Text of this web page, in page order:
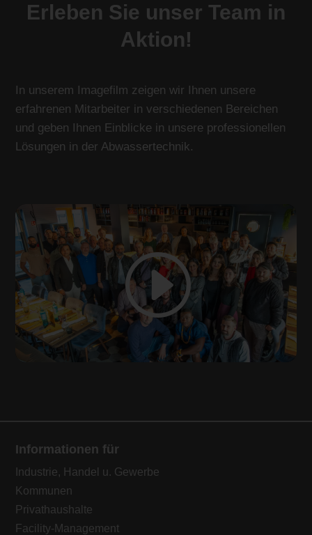
Erleben Sie unser Team in
Aktion!
In unserem Imagefilm zeigen wir Ihnen unsere
erfahrenen Mitarbeiter in verschiedenen Bereichen
und geben Ihnen Einblicke in unsere professionellen
Lösungen in der Abwassertechnik.
Informationen für
Industrie, Handel u. Gewerbe
Kommunen
Privathaushalte
Facility-Management